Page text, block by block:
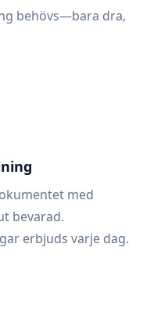
behövs—bara dra,
med
bevarad.
erbjuds varje dag.